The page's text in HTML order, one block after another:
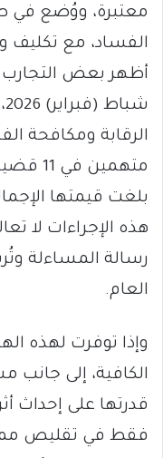
معتبرة، ووُضع في
الفساد، مع تكليف
أظهر بعض التجارب
الرقابة ومكافحة
هذه الإجراءات لا
رسالة المساءلة
العام.
وإذا توفرت لهذه
الكافية، إلى
قدرتها على إحداث
فقط في تقليص